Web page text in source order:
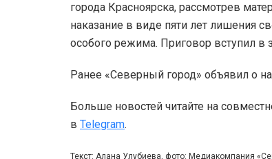
города Красноярска, рассмотрев
наказание в виде пяти лет лишения
особого режима. Приговор вступил в
Ранее «Северный город» объявил о
Больше новостей читайте на
в Telegram.
Текст: Алана Улубиева, фото: Медиакомпания